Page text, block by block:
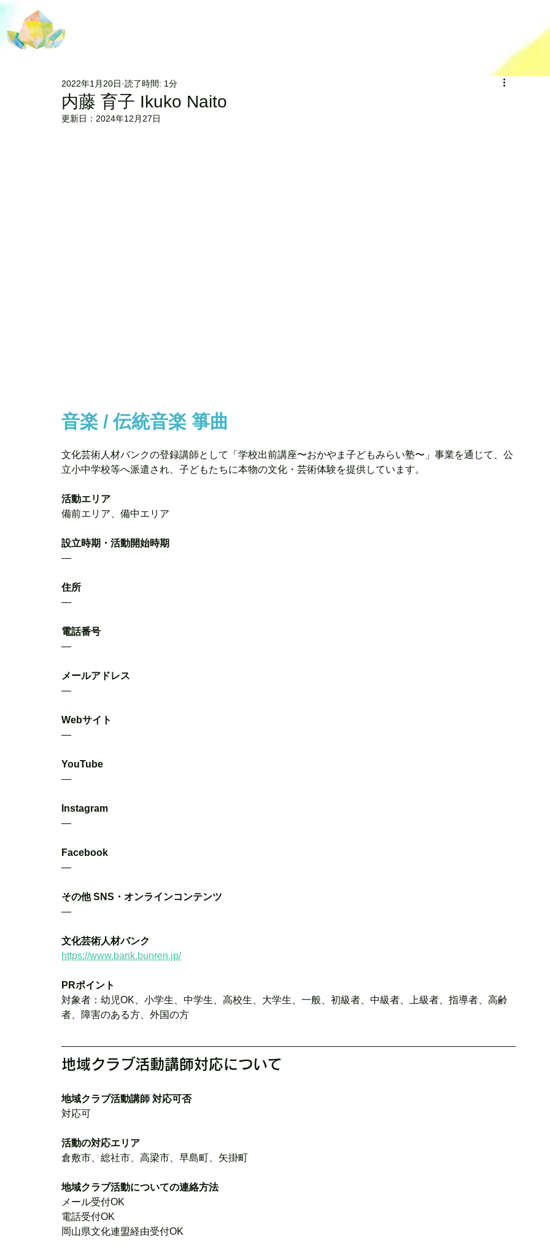
内藤 育子 Ikuko Naito
2022年1月20日 読了時間: 1分
更新日： 2024年12月27日
音楽 / 伝統音楽 箏曲
文化芸術人材バンクの登録講師として「学校出前講座〜おかやま子どもみらい塾〜」事業を通じて、公
立小中学校等へ派遣され、子どもたちに本物の文化・芸術体験を提供しています。
活動エリア
備前エリア、備中エリア
設立時期・活動開始時期
―
住所
―
電話番号
―
メールアドレス
―
Webサイト
―
YouTube
―
Instagram
―
Facebook
―
その他 SNS・オンラインコンテンツ
―
文化芸術人材バンク
https://www.bank.bunren.jp/
PRポイント
対象者：幼児OK、小学生、中学生、高校生、大学生、一般、初級者、中級者、上級者、指導者、高齢
者、障害のある方、外国の方
地域クラブ活動講師対応について
地域クラブ活動講師 対応可否
対応可
活動の対応エリア
倉敷市、総社市、高梁市、早島町、矢掛町
地域クラブ活動についての連絡方法
メール受付OK
電話受付OK
岡山県文化連盟経由受付OK